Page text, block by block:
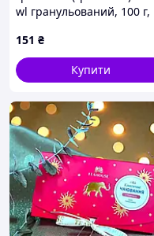
wl гранульований, 100 г,
вагітних і всіх, всіх,
151 ₴
Купити